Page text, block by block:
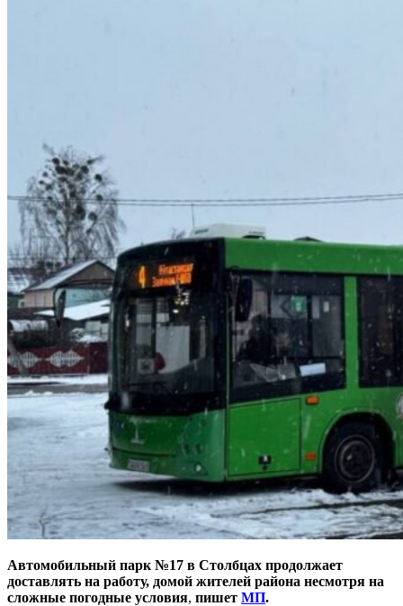
Автомобильный парк №17 в Столбцах продолжает
доставлять на работу, домой жителей района несмотря на
сложные погодные условия, пишет МП.